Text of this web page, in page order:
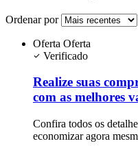
Ordenar por
Oferta Oferta
Verificado
Realize suas
com as melhores
Confira todos os
economizar agora